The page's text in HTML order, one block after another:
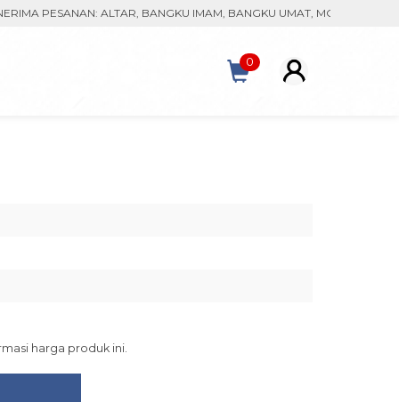
PESANAN: ALTAR, BANGKU IMAM, BANGKU UMAT, MONSTRAN, KACA
0
harga produk ini.